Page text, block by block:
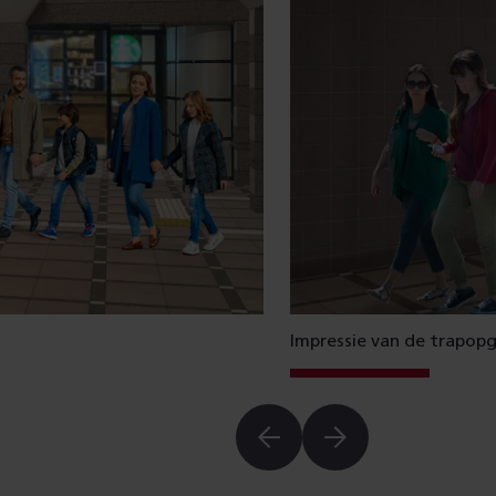
Impressie van de